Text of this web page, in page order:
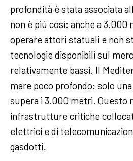
profondità è stata associata
non è più così: anche a 3.000
operare attori statuali e non
tecnologie disponibili sul
relativamente bassi. Il
mare poco profondo: solo
supera i 3.000 metri. Questo
infrastrutture critiche
elettrici e di
gasdotti.